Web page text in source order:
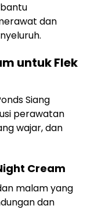
dan
untuk Flek
Siang
perawatan
wajar, dan
Cream
malam yang
dan